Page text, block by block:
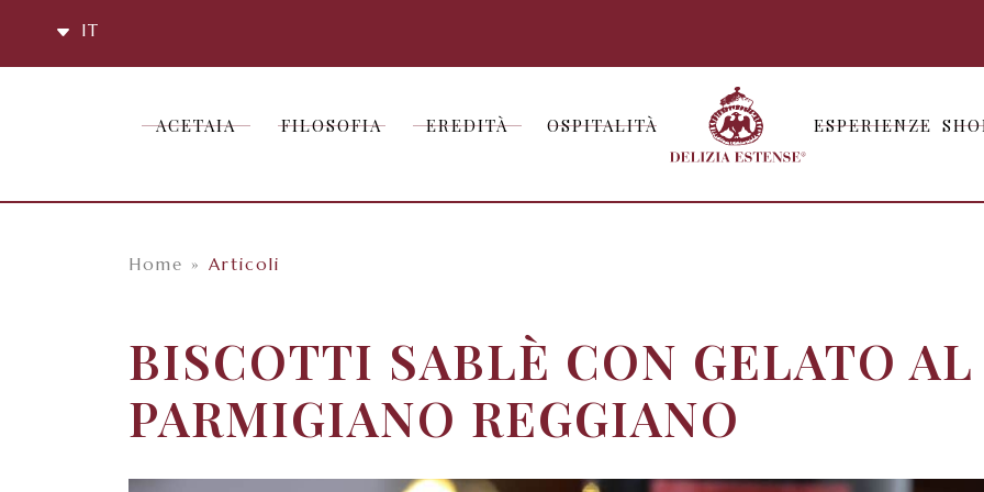
IT
ACETAIA FILOSOFIA EREDITÀ OSPITALITÀ ESPERIENZE
ACETAIA FILOSOFIA EREDITÀ OSPITALITÀ ESPERIENZE
Home » Articoli
BISCOTTI SABLÈ CON GELATO AL
PARMIGIANO REGGIANO